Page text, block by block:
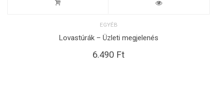
EGYÉB
Lovastúrák – Üzleti megjelenés
6.490 Ft